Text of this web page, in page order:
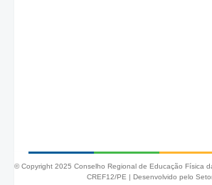
© Copyright 2025 Conselho Regional de Educação Física
CREF12/PE | Desenvolvido pelo